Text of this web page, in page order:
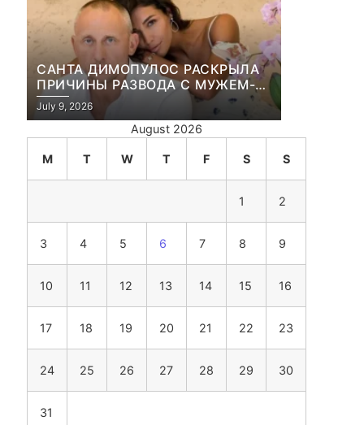
САНТА ДИМОПУЛОС РАСКРЫЛА
ПРИЧИНЫ РАЗВОДА С МУЖЕМ-
БИЗНЕСМЕНОМ
July 9, 2026
August 2026
M T W T F S S
1 2
3 4 5 6 7 8 9
10 11 12 13 14 15 16
17 18 19 20 21 22 23
24 25 26 27 28 29 30
31